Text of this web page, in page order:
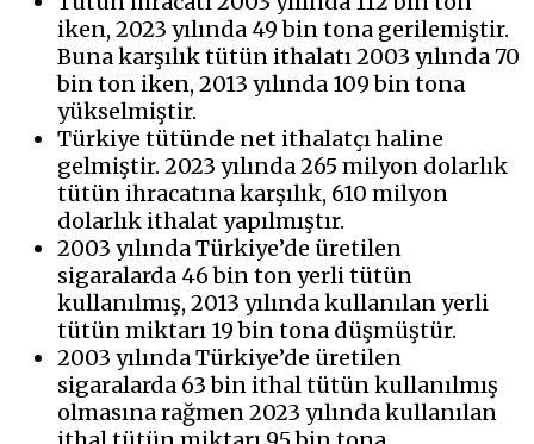
iken, 2023 yılında 49 bin tona gerilemiştir.
Buna karşılık tütün ithalatı 2003 yılında 70
bin ton iken, 2013 yılında 109 bin tona
yükselmiştir.
Türkiye tütünde net ithalatçı haline
gelmiştir. 2023 yılında 265 milyon dolarlık
tütün ihracatına karşılık, 610 milyon
dolarlık ithalat yapılmıştır.
2003 yılında Türkiye’de üretilen
sigaralarda 46 bin ton yerli tütün
kullanılmış, 2013 yılında kullanılan yerli
tütün miktarı 19 bin tona düşmüştür.
2003 yılında Türkiye’de üretilen
sigaralarda 63 bin ithal tütün kullanılmış
olmasına rağmen 2023 yılında kullanılan